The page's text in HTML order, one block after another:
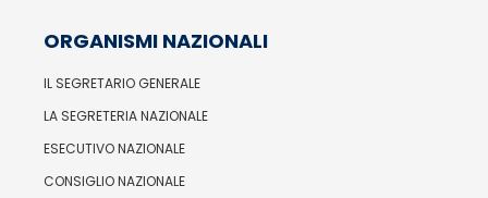
ORGANISMI NAZIONALI
IL SEGRETARIO GENERALE
LA SEGRETERIA NAZIONALE
ESECUTIVO NAZIONALE
CONSIGLIO NAZIONALE